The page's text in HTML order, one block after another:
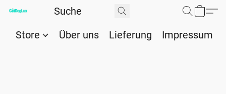
Store Über uns Lieferung Impressum